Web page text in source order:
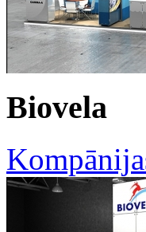
Biovela